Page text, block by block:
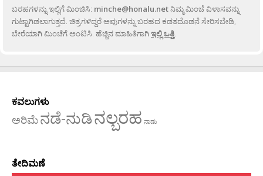
ಬರಹಗಳನ್ನು ಇಲ್ಲಿಗೆ ಮಿಂಚಿಸಿ: minche@honalu.netನಿಮ್ಮ ಮಿಂಚೆ ವಿಳಾಸವನ್ನು
ಗುಟ್ಟಾಗಿಡಲಾಗುತ್ತದೆ. ಚಿತ್ರಗಳಿದ್ದರೆ ಅವುಗಳನ್ನು ಬರಹದ ಕಡತದೊಡನೆ ಸೇರಿಸಬೇಡಿ,
ಬೇರೆಯಾಗಿ ಮಿಂಚೆಗೆ ಅಂಟಿಸಿ. ಹೆಚ್ಚಿನ ಮಾಹಿತಿಗಾಗಿಇಲ್ಲಿ ಒತ್ತಿ
ಕವಲುಗಳು
ಅರಿಮೆನಡೆ-ನುಡಿನಲ್ಬರಹ ನಾಡು
ತೇದಿಮಣೆ